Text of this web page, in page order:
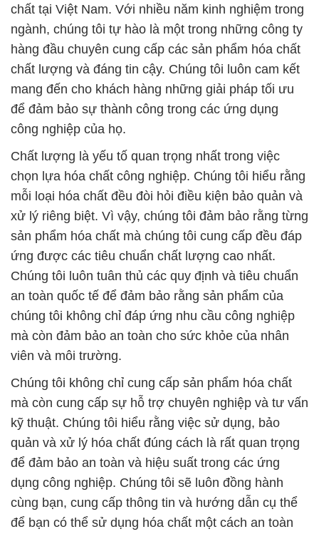
chất tại Việt Nam. Với nhiều năm kinh nghiệm trong
ngành, chúng tôi tự hào là một trong những công ty
hàng đầu chuyên cung cấp các sản phẩm hóa chất
chất lượng và đáng tin cậy. Chúng tôi luôn cam kết
mang đến cho khách hàng những giải pháp tối ưu
để đảm bảo sự thành công trong các ứng dụng
công nghiệp của họ.
Chất lượng là yếu tố quan trọng nhất trong việc
chọn lựa hóa chất công nghiệp. Chúng tôi hiểu rằng
mỗi loại hóa chất đều đòi hỏi điều kiện bảo quản và
xử lý riêng biệt. Vì vậy, chúng tôi đảm bảo rằng từng
sản phẩm hóa chất mà chúng tôi cung cấp đều đáp
ứng được các tiêu chuẩn chất lượng cao nhất.
Chúng tôi luôn tuân thủ các quy định và tiêu chuẩn
an toàn quốc tế để đảm bảo rằng sản phẩm của
chúng tôi không chỉ đáp ứng nhu cầu công nghiệp
mà còn đảm bảo an toàn cho sức khỏe của nhân
viên và môi trường.
Chúng tôi không chỉ cung cấp sản phẩm hóa chất
mà còn cung cấp sự hỗ trợ chuyên nghiệp và tư vấn
kỹ thuật. Chúng tôi hiểu rằng việc sử dụng, bảo
quản và xử lý hóa chất đúng cách là rất quan trọng
để đảm bảo an toàn và hiệu suất trong các ứng
dụng công nghiệp. Chúng tôi sẽ luôn đồng hành
cùng bạn, cung cấp thông tin và hướng dẫn cụ thể
để bạn có thể sử dụng hóa chất một cách an toàn